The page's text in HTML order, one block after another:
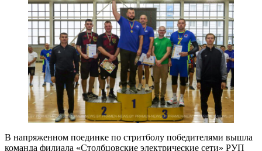
В напряженном поединке по стритболу победителями вышла
команда филиала «Столбцовские электрические сети» РУП